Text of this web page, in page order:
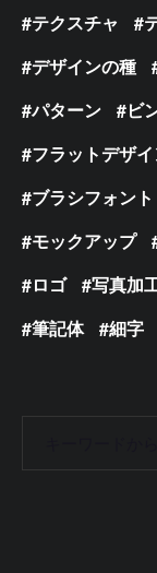
テクスチャ
デザインの種
パターン
ビ
フラットデザ
ブラシフォント
モックアップ
ロゴ
写真加
筆記体
細字